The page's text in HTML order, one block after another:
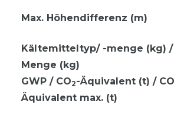
Max. Höhendifferenz (m)
Kältemitteltyp/ -menge (kg) /
Menge (kg)
GWP / CO2-Äquivalent (t) / CO
Äquivalent max. (t)